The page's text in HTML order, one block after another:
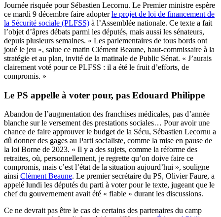
Journée risquée pour Sébastien Lecornu. Le Premier ministre espère
ce mardi 9 décembre faire adopterle projet de loi de financement de
la Sécurité sociale (PLFSS) à l’Assemblée nationale. Ce texte a fait
l’objet d’âpres débats parmi les députés, mais aussi les sénateurs,
depuis plusieurs semaines. « Les parlementaires de tous bords ont
joué le jeu », salue ce matin Clément Beaune, haut-commissaire à la
stratégie et au plan, invité de la matinale de Public Sénat. « J’aurais
clairement voté pour ce PLFSS : il a été le fruit d’efforts, de
compromis. »
Le PS appelle à voter pour, pas Edouard Philippe
Abandon de l’augmentation des franchises médicales, pas d’année
blanche sur le versement des prestations sociales… Pour avoir une
chance de faire approuver le budget de la Sécu, Sébastien Lecornu a
dû donner des gages au Parti socialiste, comme la mise en pause de
la loi Borne de 2023. « Il y a des sujets, comme la réforme des
retraites, où, personnellement, je regrette qu’on doive faire ce
compromis, mais c’est l’état de la situation aujourd’hui », souligne
ainsi Clément Beaune. Le premier secrétaire du PS, Olivier Faure, a
appelé lundi les députés du parti à voter pour le texte, jugeant que le
chef du gouvernement avait été « fiable » durant les discussions.
Ce ne devrait pas être le cas de certains des partenaires du camp